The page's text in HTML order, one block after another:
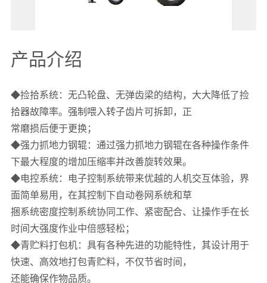
产品介绍
◆捡拾系统：无凸轮盘、无弹齿梁的结构，大大降低了捡
拾器故障率。强制喂入转子齿片可拆卸，正
常磨损后便于更换；
◆强力抓地力钢辊：通过强力抓地力钢辊在各种操作条件
下最大程度的增加压缩率并改善旋转效果。
◆电控系统：电子控制系统带来优越的人机交互体验，界
面简单易用，在其控制下自动卷网系统和草
捆系统密度控制系统协同工作、紧密配合、让操作手在长
时间大强度作业中倍感轻松；
◆青贮料打包机：具有各种先进的功能特性，其设计用于
快速、高效地打包青贮料，不仅节省时间，
还能确保作物品质。